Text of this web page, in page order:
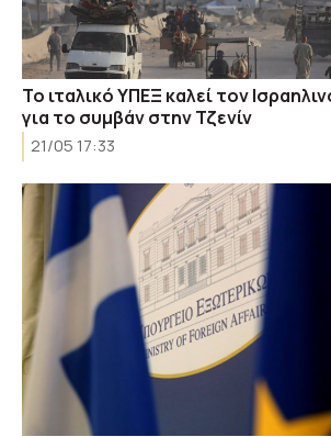
Το ιταλικό ΥΠΕΞ καλεί τον
για το συμβάν στην Τζενίν
21/05 17:33